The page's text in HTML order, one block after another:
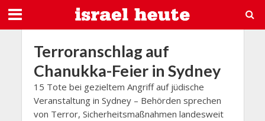
Terroranschlag auf
Chanukka-Feier in Sydney
15 Tote bei gezieltem Angriff auf jüdische
Veranstaltung in Sydney – Behörden sprechen
von Terror, Sicherheitsmaßnahmen landesweit